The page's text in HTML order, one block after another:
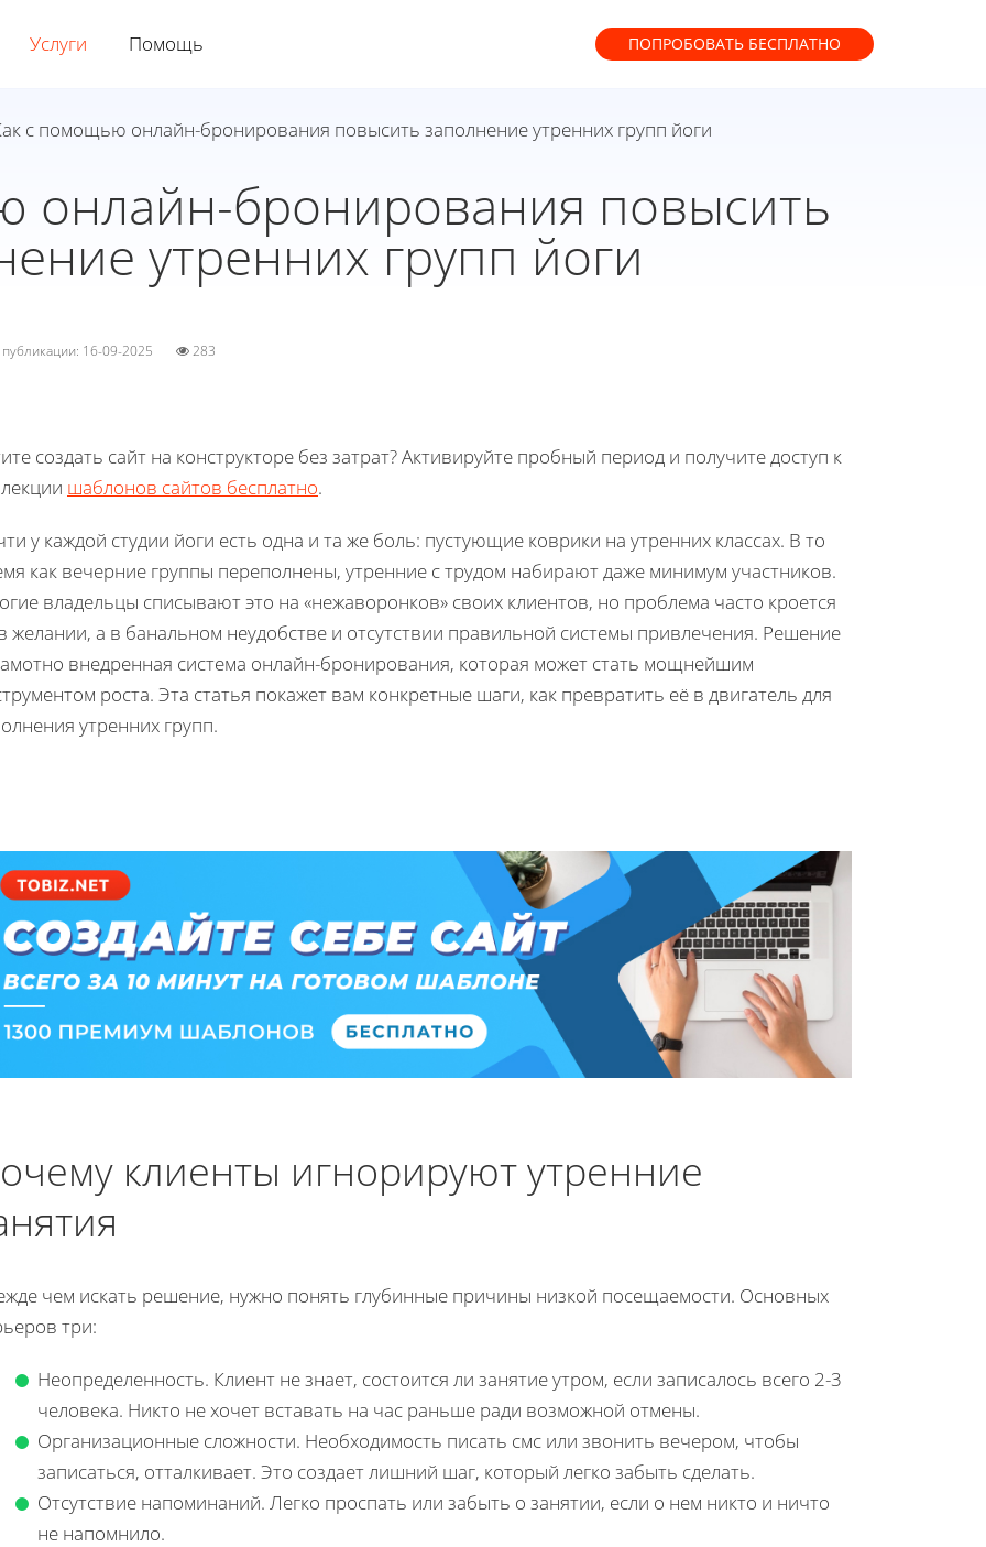
Услуги Помощь ПОПРОБОВАТЬ БЕСПЛАТНО
с помощью онлайн-бронирования повысить заполнение утренних групп йоги
онлайн-бронирования повысить
утренних групп йоги
публикации: 16-09-2025 283
создать сайт на конструкторе без затрат? Активируйте пробный период и получите доступ к
шаблонов сайтов бесплатно.
у каждой студии йоги есть одна и та же боль: пустующие коврики на утренних классах. В то
как вечерние группы переполнены, утренние с трудом набирают даже минимум участников.
владельцы списывают это на «нежаворонков» своих клиентов, но проблема часто кроется
желании, а в банальном неудобстве и отсутствии правильной системы привлечения. Решение
внедренная система онлайн-бронирования, которая может стать мощнейшим
роста. Эта статья покажет вам конкретные шаги, как превратить её в двигатель для
утренних групп.
клиенты игнорируют утренние
чем искать решение, нужно понять глубинные причины низкой посещаемости. Основных
три:
Неопределенность. Клиент не знает, состоится ли занятие утром, если записалось всего 2-3
человека. Никто не хочет вставать на час раньше ради возможной отмены.
Организационные сложности. Необходимость писать смс или звонить вечером, чтобы
записаться, отталкивает. Это создает лишний шаг, который легко забыть сделать.
Отсутствие напоминаний. Легко проспать или забыть о занятии, если о нем никто и ничто
не напомнило.